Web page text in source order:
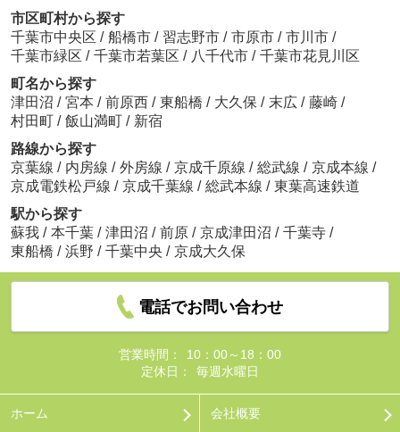
市区町村から探す
千葉市中央区 / 船橋市 / 習志野市 / 市原市 / 市川市 /
千葉市緑区 / 千葉市若葉区 / 八千代市 / 千葉市花見川区
町名から探す
津田沼 / 宮本 / 前原西 / 東船橋 / 大久保 / 末広 / 藤崎 /
村田町 / 飯山満町 / 新宿
路線から探す
京葉線 / 内房線 / 外房線 / 京成千原線 / 総武線 / 京成本線 /
京成電鉄松戸線 / 京成千葉線 / 総武本線 / 東葉高速鉄道
駅から探す
蘇我 / 本千葉 / 津田沼 / 前原 / 京成津田沼 / 千葉寺 /
東船橋 / 浜野 / 千葉中央 / 京成大久保
電話でお問い合わせ
営業時間：
10：00～18：00
定休日：
毎週水曜日
ホーム 会社概要